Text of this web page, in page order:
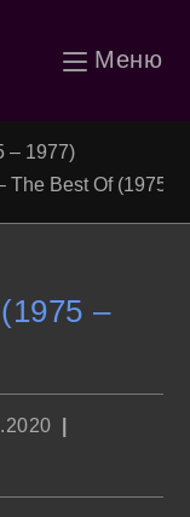
Меню
– 1977)
The Best Of (1975 –
–